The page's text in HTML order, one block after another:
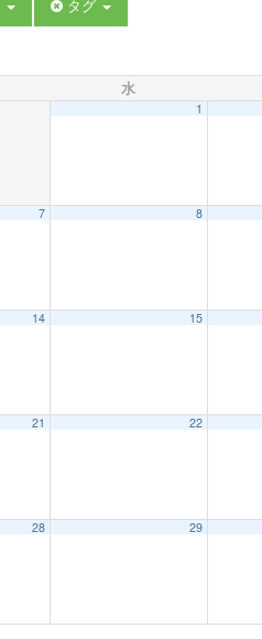
タグ
水
1
7 8
14 15
21 22
28 29